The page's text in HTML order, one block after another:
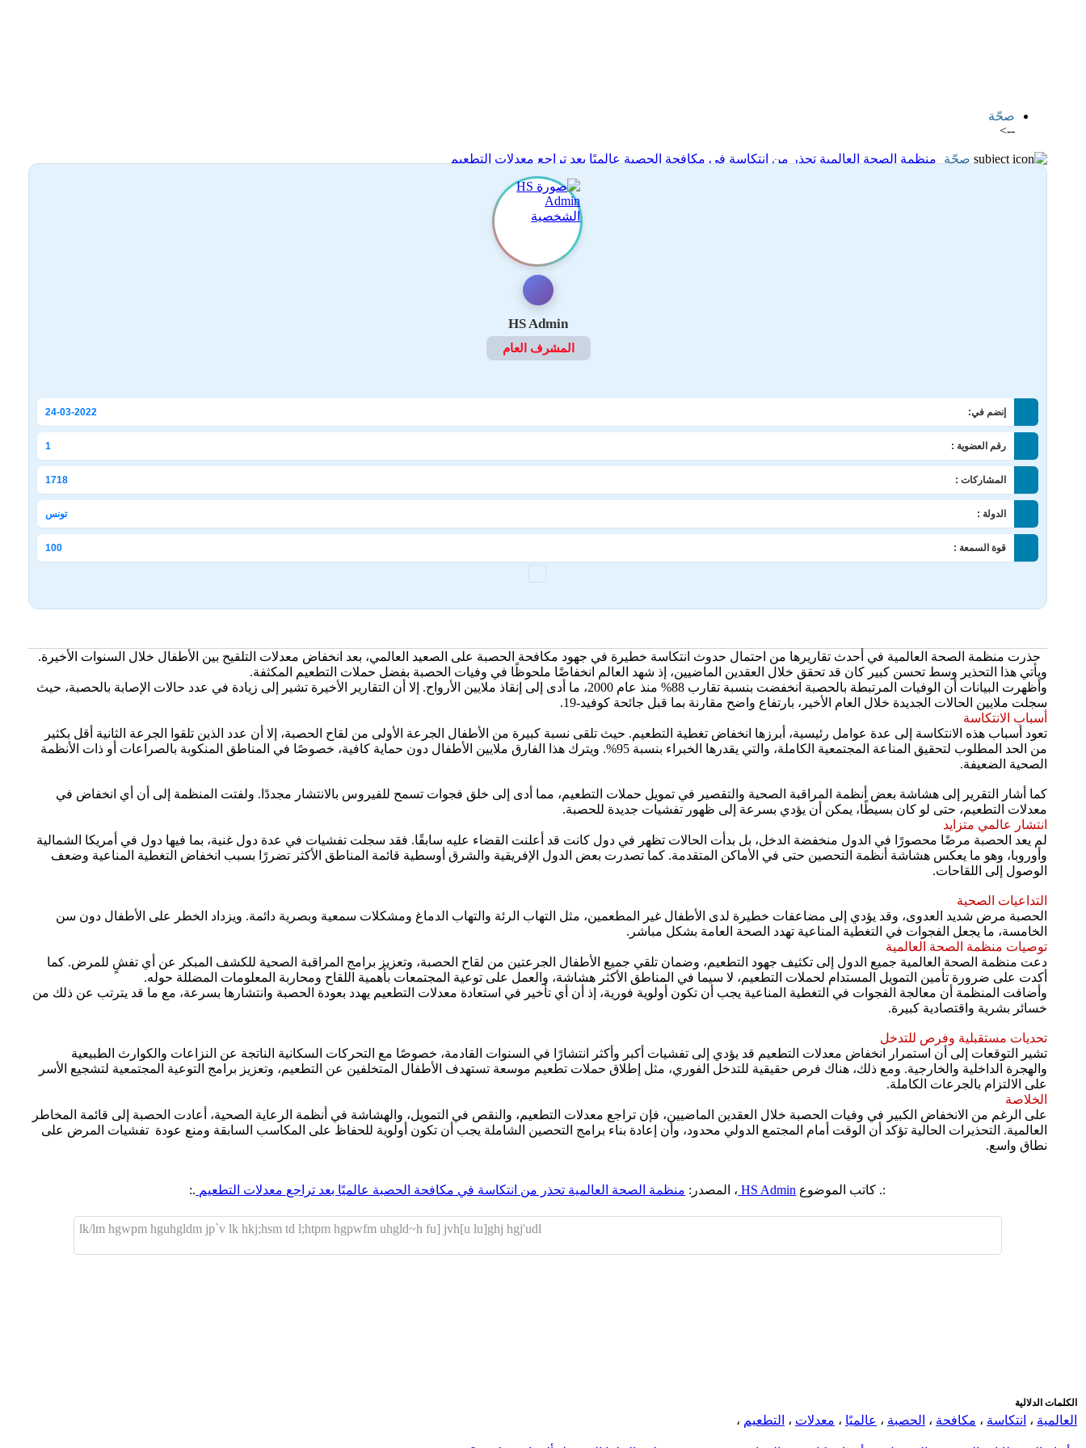
صحّة
-->
صحّة
منظمة الصحة العالمية تحذر من انتكاسة في مكافحة الحصبة عالميًا بعد تراجع معدلات التطعيم
30-11-2025 16:45
HS Admin
المشرف العام
إنضم في: 24-03-2022
رقم العضوية : 1
المشاركات : 1718
الدولة : تونس
قوة السمعة : 100
حذرت منظمة الصحة العالمية في أحدث تقاريرها من احتمال حدوث انتكاسة خطيرة في جهود مكافحة الحصبة على الصعيد العالمي، بعد انخفاض معدلات التلقيح بين الأطفال خلال السنوات الأخيرة.
ويأتي هذا التحذير وسط تحسن كبير كان قد تحقق خلال العقدين الماضيين، إذ شهد العالم انخفاضًا ملحوظًا في وفيات الحصبة بفضل حملات التطعيم المكثفة.
وأظهرت البيانات أن الوفيات المرتبطة بالحصبة انخفضت بنسبة تقارب 88% منذ عام 2000، ما أدى إلى إنقاذ ملايين الأرواح. إلا أن التقارير الأخيرة تشير إلى زيادة في عدد حالات الإصابة بالحصبة، حيث
سجلت ملايين الحالات الجديدة خلال العام الأخير، بارتفاع واضح مقارنة بما قبل جائحة كوفيد-19.
أسباب الانتكاسة
تعود أسباب هذه الانتكاسة إلى عدة عوامل رئيسية، أبرزها انخفاض تغطية التطعيم. حيث تلقى نسبة كبيرة من الأطفال الجرعة الأولى من لقاح الحصبة، إلا أن عدد الذين تلقوا الجرعة الثانية أقل بكثير
من الحد المطلوب لتحقيق المناعة المجتمعية الكاملة، والتي يقدرها الخبراء بنسبة 95%. ويترك هذا الفارق ملايين الأطفال دون حماية كافية، خصوصًا في المناطق المنكوبة بالصراعات أو ذات الأنظمة
الصحية الضعيفة.
كما أشار التقرير إلى هشاشة بعض أنظمة المراقبة الصحية والتقصير في تمويل حملات التطعيم، مما أدى إلى خلق فجوات تسمح للفيروس بالانتشار مجددًا. ولفتت المنظمة إلى أن أي انخفاض في
معدلات التطعيم، حتى لو كان بسيطًا، يمكن أن يؤدي بسرعة إلى ظهور تفشيات جديدة للحصبة.
انتشار عالمي متزايد
لم يعد الحصبة مرضًا محصورًا في الدول منخفضة الدخل، بل بدأت الحالات تظهر في دول كانت قد أعلنت القضاء عليه سابقًا. فقد سجلت تفشيات في عدة دول غنية، بما فيها دول في أمريكا الشمالية
وأوروبا، وهو ما يعكس هشاشة أنظمة التحصين حتى في الأماكن المتقدمة. كما تصدرت بعض الدول الإفريقية والشرق أوسطية قائمة المناطق الأكثر تضررًا بسبب انخفاض التغطية المناعية وضعف
الوصول إلى اللقاحات.
التداعيات الصحية
الحصبة مرض شديد العدوى، وقد يؤدي إلى مضاعفات خطيرة لدى الأطفال غير المطعمين، مثل التهاب الرئة والتهاب الدماغ ومشكلات سمعية وبصرية دائمة. ويزداد الخطر على الأطفال دون سن
الخامسة، ما يجعل الفجوات في التغطية المناعية تهدد الصحة العامة بشكل مباشر.
توصيات منظمة الصحة العالمية
دعت منظمة الصحة العالمية جميع الدول إلى تكثيف جهود التطعيم، وضمان تلقي جميع الأطفال الجرعتين من لقاح الحصبة، وتعزيز برامج المراقبة الصحية للكشف المبكر عن أي تفشٍ للمرض. كما
أكدت على ضرورة تأمين التمويل المستدام لحملات التطعيم، لا سيما في المناطق الأكثر هشاشة، والعمل على توعية المجتمعات بأهمية اللقاح ومحاربة المعلومات المضللة حوله.
وأضافت المنظمة أن معالجة الفجوات في التغطية المناعية يجب أن تكون أولوية فورية، إذ أن أي تأخير في استعادة معدلات التطعيم يهدد بعودة الحصبة وانتشارها بسرعة، مع ما قد يترتب عن ذلك من
خسائر بشرية واقتصادية كبيرة.
تحديات مستقبلية وفرص للتدخل
تشير التوقعات إلى أن استمرار انخفاض معدلات التطعيم قد يؤدي إلى تفشيات أكبر وأكثر انتشارًا في السنوات القادمة، خصوصًا مع التحركات السكانية الناتجة عن النزاعات والكوارث الطبيعية
والهجرة الداخلية والخارجية. ومع ذلك، هناك فرص حقيقية للتدخل الفوري، مثل إطلاق حملات تطعيم موسعة تستهدف الأطفال المتخلفين عن التطعيم، وتعزيز برامج التوعية المجتمعية لتشجيع الأسر
على الالتزام بالجرعات الكاملة.
الخلاصة
على الرغم من الانخفاض الكبير في وفيات الحصبة خلال العقدين الماضيين، فإن تراجع معدلات التطعيم، والنقص في التمويل، والهشاشة في أنظمة الرعاية الصحية، أعادت الحصبة إلى قائمة المخاطر
العالمية. التحذيرات الحالية تؤكد أن الوقت أمام المجتمع الدولي محدود، وأن إعادة بناء برامج التحصين الشاملة يجب أن تكون أولوية للحفاظ على المكاسب السابقة ومنع عودة تفشيات المرض على
نطاق واسع.
:. كاتب الموضوع HS Admin ، المصدر: منظمة الصحة العالمية تحذر من انتكاسة في مكافحة الحصبة عالميًا بعد تراجع معدلات التطعيم .:
lk/lm hgwpm hguhgldm jp`v lk hkj;hsm td l;htpm hgpwfm uhgld~h fu] jvh[u lu]ghj hgj'udl
الكلمات الدلالية
العالمية ، انتكاسة ، مكافحة ، الحصبة ، عالميًا ، معدلات ، التطعيم ،